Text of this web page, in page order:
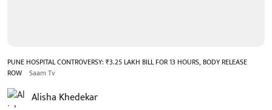
PUNE HOSPITAL CONTROVERSY: ₹3.25 LAKH BILL FOR 13 HOURS, BODY RELEASE
ROW Saam Tv
Alisha Khedekar